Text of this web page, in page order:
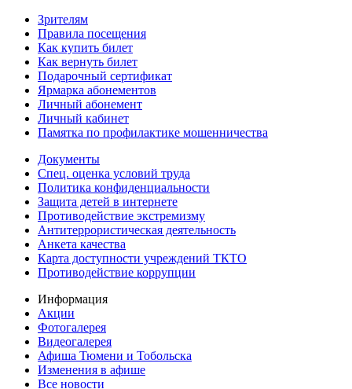
Зрителям
Правила посещения
Как купить билет
Как вернуть билет
Подарочный сертификат
Ярмарка абонементов
Личный абонемент
Личный кабинет
Памятка по профилактике мошенничества
Документы
Спец. оценка условий труда
Политика конфиденциальности
Защита детей в интернете
Противодействие экстремизму
Антитеррористическая деятельность
Анкета качества
Карта доступности учреждений ТКТО
Противодействие коррупции
Информация
Акции
Фотогалерея
Видеогалерея
Афиша Тюмени и Тобольска
Изменения в афише
Все новости